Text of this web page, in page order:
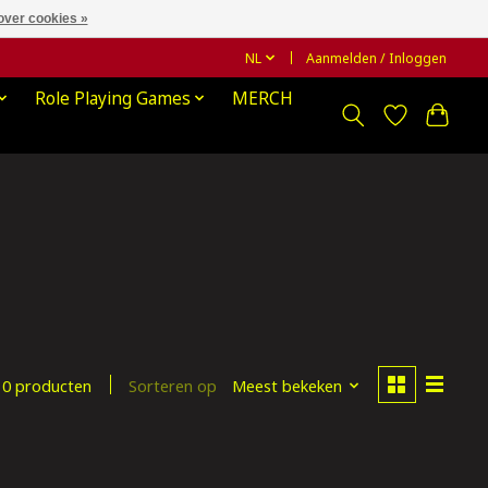
NL Aanmelden / Inloggen
Role Playing Games
MERCH
0 producten Sorteren op Meest bekeken
cookies »